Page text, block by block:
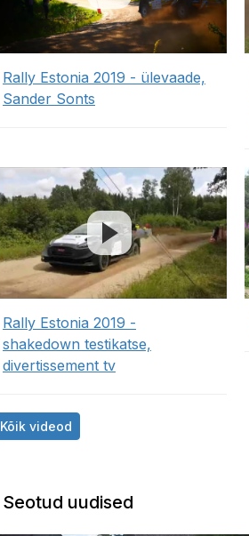
Rally Estonia 2019 - ülevaade,
Sander Sonts
Rally Estonia 2019 -
shakedown testikatse,
divertissement tv
Kõik videod
Seotud uudised